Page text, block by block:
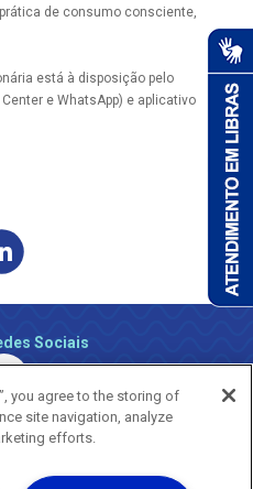
de consumo consciente,
está à disposição pelo
e WhatsApp) e aplicativo
Sociais
you agree to the storing of
site navigation, analyze
efforts.